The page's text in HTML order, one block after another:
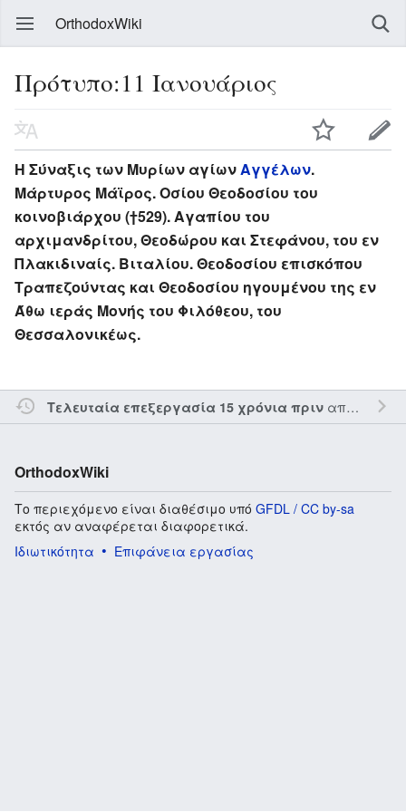
OrthodoxWiki
Πρότυπο:11 Ιανουάριος
Η Σύναξις των Μυρίων αγίων Αγγέλων.
Μάρτυρος Μάϊρος. Οσίου Θεοδοσίου του
κοινοβιάρχου (†529). Αγαπίου του
αρχιμανδρίτου, Θεοδώρου και Στεφάνου, του εν
Πλακιδιναίς. Βιταλίου. Θεοδοσίου επισκόπου
Τραπεζούντας και Θεοδοσίου ηγουμένου της εν
Άθω ιεράς Μονής του Φιλόθεου, του
Θεσσαλονικέως.
Τελευταία επεξεργασία 15 χρόνια πριναπό τον την
OrthodoxWiki
Το περιεχόμενο είναι διαθέσιμο υπό GFDL / CC by-sa
εκτός αν αναφέρεται διαφορετικά.
Ιδιωτικότητα
Επιφάνεια εργασίας